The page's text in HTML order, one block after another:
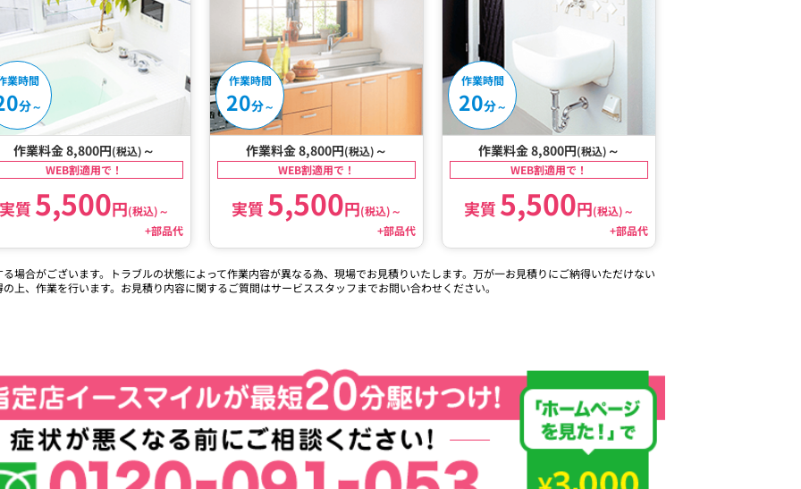
業時間
分～
作業料金 8,800円(税込) ～
WEB割適用で！
実質 5,500円(税込)～
+部品代
作業時間
20分～
作業料金 8,800円(税込) ～
WEB割適用で！
実質 5,500円(税込)～
+部品代
作業時間
20分～
作業料金 8,800円(税込) ～
WEB割適用で！
実質 5,500円(税込)～
+部品代
場合がございます。トラブルの状態によって作業内容が異なる為、現場でお見積りいたします。万が一お見積りにご納得いただけない
上、作業を行います。お見積り内容に関するご質問はサービススタッフまでお問い合わせください。